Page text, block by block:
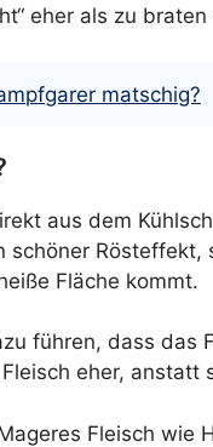
eher als zu
matschig?
aus dem
Fläche kommt.
führen, dass das
eher, anstatt
Fleisch